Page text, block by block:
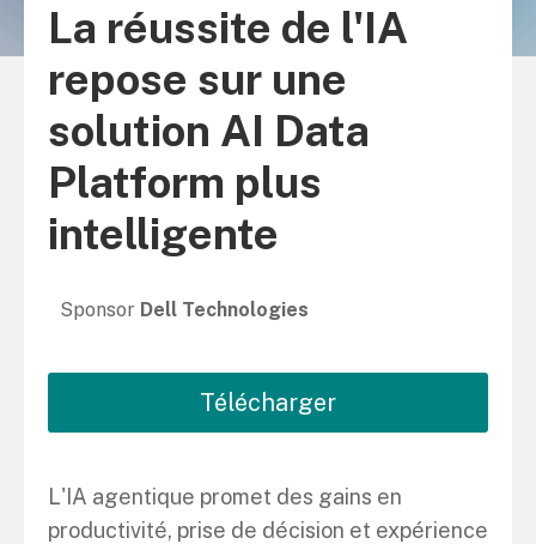
La réussite de l'IA
repose sur une
solution AI Data
Platform plus
intelligente
Sponsor Dell Technologies
Télécharger
L'IA agentique promet des gains en
productivité, prise de décision et expérience